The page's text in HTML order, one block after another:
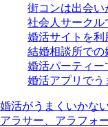
街コンは出会い
社会人サークル
婚活サイトを利
結婚相談所での
婚活パーティー
婚活アプリでう
婚活がうまくいかな
アラサー、アラフォ